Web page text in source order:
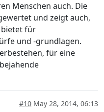
Menschen auch. Die
und zeigt auch,
bietet für
und -grundlagen.
für eine
#10 May 28, 2014, 06:13